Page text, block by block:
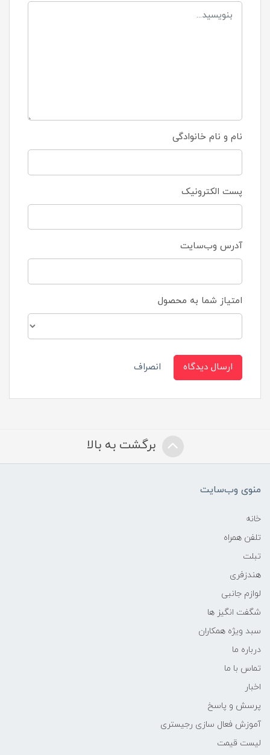
نام و نام خانوادگی
پست الکترونیک
آدرس وب‌سایت
امتیاز شما به محصول
ارسال دیدگاه انصراف
برگشت به بالا
منوی وب‌سایت
خانه
تلفن همراه
تبلت
هندزفری
لوازم جانبی
شگفت انگیز ها
سبد ویژه همکاران
درباره ما
تماس با ما
اخبار
پرسش و پاسخ
آموزش فعال سازی رجیستری
لیست قیمت